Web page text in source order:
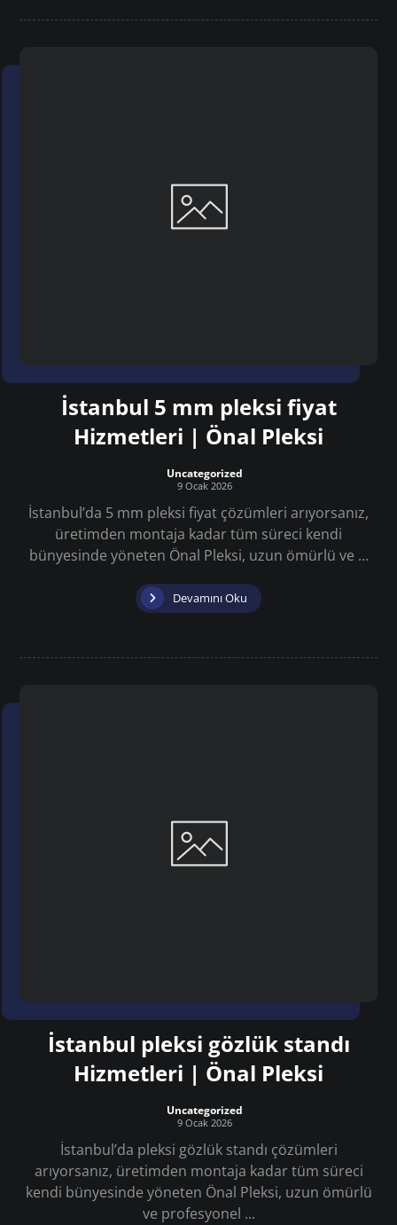
İstanbul 5 mm pleksi fiyat
Hizmetleri | Önal Pleksi
Uncategorized
9 Ocak 2026
İstanbul’da 5 mm pleksi fiyat çözümleri arıyorsanız,
üretimden montaja kadar tüm süreci kendi
bünyesinde yöneten Önal Pleksi, uzun ömürlü ve ...
Devamını Oku
İstanbul pleksi gözlük standı
Hizmetleri | Önal Pleksi
Uncategorized
9 Ocak 2026
İstanbul’da pleksi gözlük standı çözümleri
arıyorsanız, üretimden montaja kadar tüm süreci
kendi bünyesinde yöneten Önal Pleksi, uzun ömürlü
ve profesyonel ...